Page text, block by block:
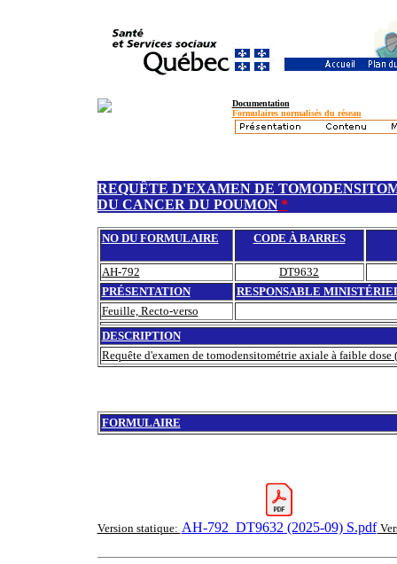
Documentation
Formulaires normalisés du réseau
REQUÊTE D'EXAMEN DE
DU CANCER DU POUMON *
NO DU FORMULAIRE CODE À BARRES
AH-792
DT9632
PRÉSENTATION
RESPONSABLE
Feuille, Recto-verso
DESCRIPTION
Requête d'examen de tomodensitométrie axiale à faible
FORMULAIRE
Version statique: AH-792_DT9632 (2025-09) S.pdf